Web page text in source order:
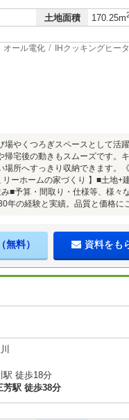
土地面積 170.25m
オール電化
IHクッキングヒータ
やくつろぎスペースとして活
宅後の動きもスムーズです。
所へすっきり収納できます。
ーホームの家づくり 】■土地+
■予算・間取り・仕様等、様々
年の経験と実績。品質と価格に
無料） 資料をも
駅 徒歩18分
芳駅 徒歩38分